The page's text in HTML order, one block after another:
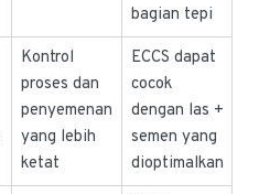
bagian tepi
Kontrol
proses dan
penyemenan
yang lebih
ketat
ECCS dapat
cocok
dengan las +
semen yang
dioptimalkan